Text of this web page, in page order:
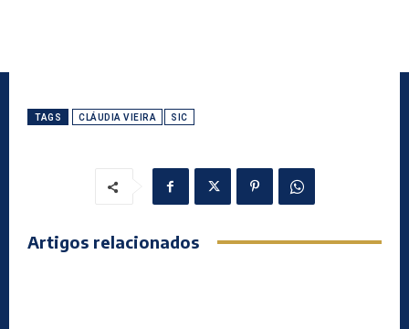
TAGS CLÁUDIA VIEIRA SIC
Artigos relacionados